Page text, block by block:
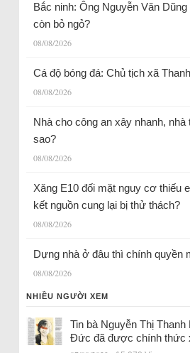
Bắc ninh: Ông Nguyễn Văn
còn bỏ ngỏ?
08/08/2026
Cá độ bóng đá: Chủ tịch xã
08/08/2026
Nhà cho công an xây nhanh,
sao?
08/08/2026
Xăng E10 đối mặt nguy cơ thiếu
kết nguồn cung lại bị thử thách?
08/08/2026
Dựng nhà ở đâu thì chính quyền
08/08/2026
NHIỀU NGƯỜI XEM
Tin bà Nguyễn Thị Thanh
Đức đã được chính thức